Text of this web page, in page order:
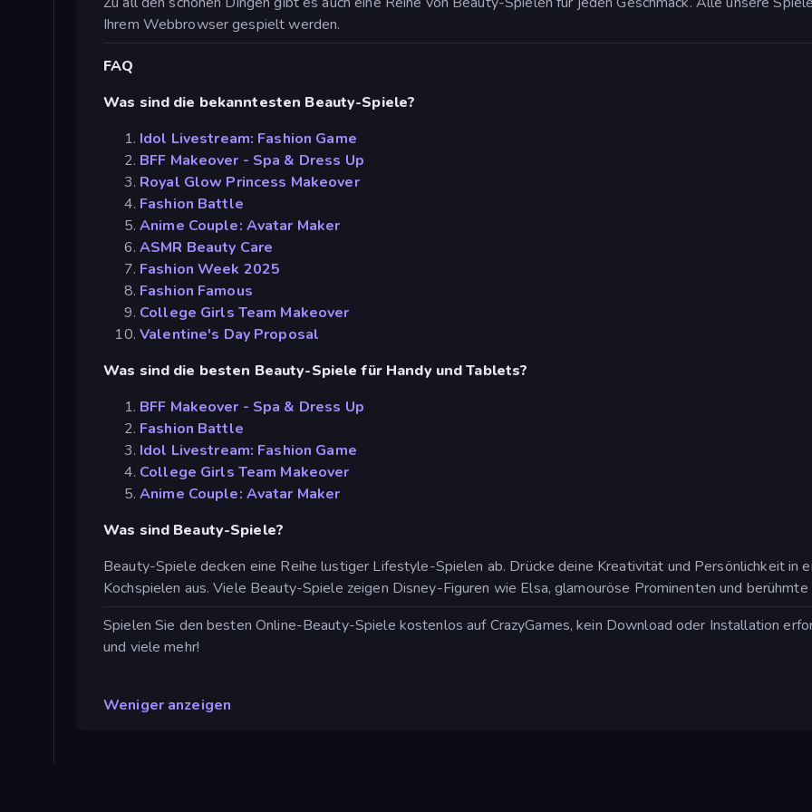
Ihrem Webbrowser gespielt werden.
FAQ
Was sind die bekanntesten Beauty-Spiele?
Idol Livestream: Fashion Game
BFF Makeover - Spa & Dress Up
Royal Glow Princess Makeover
Fashion Battle
Anime Couple: Avatar Maker
ASMR Beauty Care
Fashion Week 2025
Fashion Famous
College Girls Team Makeover
Valentine's Day Proposal
Was sind die besten Beauty-Spiele für Handy und Tablets?
BFF Makeover - Spa & Dress Up
Fashion Battle
Idol Livestream: Fashion Game
College Girls Team Makeover
Anime Couple: Avatar Maker
Was sind Beauty-Spiele?
Beauty-Spiele decken eine Reihe lustiger Lifestyle-Spielen ab. Drücke deine Kreativität und Persönlichkeit in
Kochspielen aus. Viele Beauty-Spiele zeigen Disney-Figuren wie Elsa, glamouröse Prominenten und
Spielen Sie den besten Online-Beauty-Spiele kostenlos auf CrazyGames, kein Download oder Installation
und viele mehr!
Weniger anzeigen